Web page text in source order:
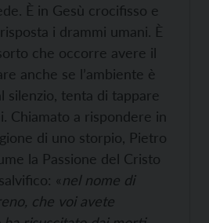
È in Gesù crocifisso e
i drammi umani. È
che occorre avere il
anche se l’ambiente è
silenzio, tenta di tappare
Chiamato a rispondere in
di uno storpio, Pietro
la Passione del Cristo
«nel nome di
che voi avete